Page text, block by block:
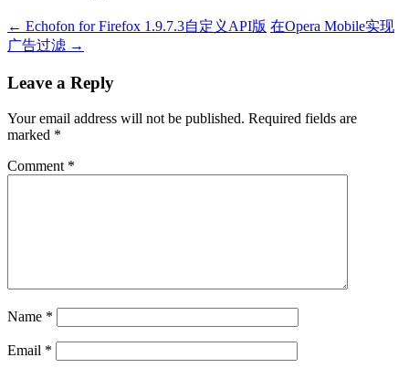
← Echofon for Firefox 1.9.7.3自定义API版 在Opera Mobile实现
广告过滤 →
Leave a Reply
Your email address will not be published. Required fields are
marked *
Comment *
Name *
Email *